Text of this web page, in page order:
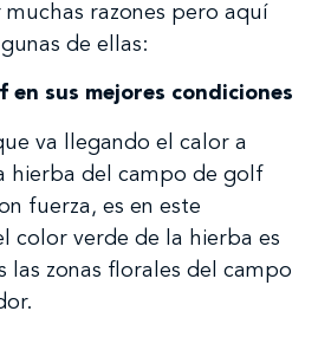
razones pero aquí
de ellas:
en sus mejores condiciones
va llegando el calor a
hierba del campo de golf
fuerza, es en este
color verde de la hierba es
las zonas florales del campo